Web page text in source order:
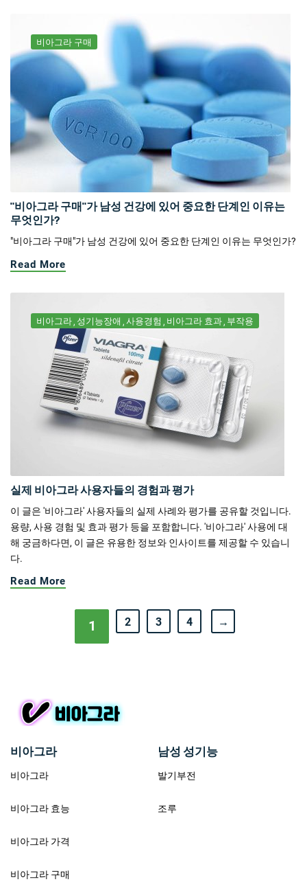
비아그라 구매
"비아그라 구매"가 남성 건강에 있어 중요한 단계인 이유는
무엇인가?
"비아그라 구매"가 남성 건강에 있어 중요한 단계인 이유는 무엇인가?
Read More
비아그라 성기능장애 사용경험 비아그라 효과 부작용
실제 비아그라 사용자들의 경험과 평가
이 글은 '비아그라' 사용자들의 실제 사례와 평가를 공유할 것입니다.
용량, 사용 경험 및 효과 평가 등을 포함합니다. '비아그라' 사용에 대
해 궁금하다면, 이 글은 유용한 정보와 인사이트를 제공할 수 있습니
다.
Read More
1 2 3 4 →
비아그라
비아그라
비아그라 효능
비아그라 가격
비아그라 구매
남성 성기능
발기부전
조루